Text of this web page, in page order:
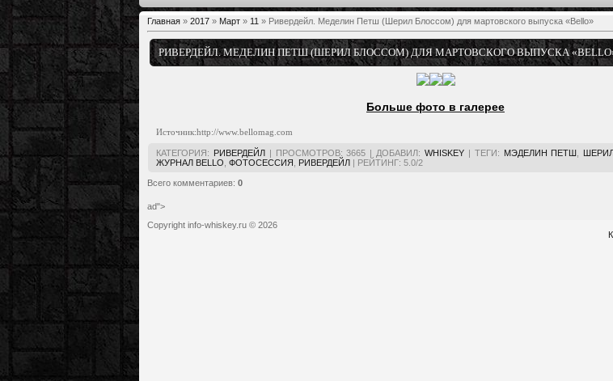
Главная » 2017 » Март » 11 » Ривердейл. Меделин Петш (Шерил Блоссом) для мартовского выпуска «Bello»
РИВЕРДЕЙЛ. МЕДЕЛИН ПЕТШ (ШЕРИЛ БЛОССОМ) ДЛЯ МАРТОВСКОГО ВЫПУСКА
Больше фото в галерее
Источник:http://www.bellomag.com
КАТЕГОРИЯ: РИВЕРДЕЙЛ| ПРОСМОТРОВ: 3665 | ДОБАВИЛ: WHISKEY | ТЕГИ: МЭДЕЛИН ПЕТШ
ЖУРНАЛ BELLO ФОТОСЕССИЯ РИВЕРДЕЙЛ | РЕЙТИНГ: 5.0/2
Всего комментариев: 0
ad">
Copyright info-whiskey.ru © 2026